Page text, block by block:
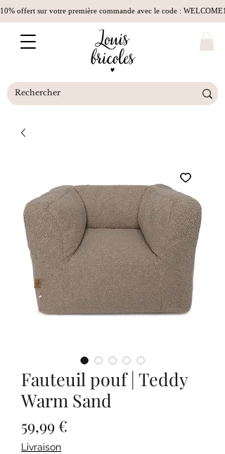
10% offert sur votre première commande avec le code :
Fauteuil pouf | Teddy
Warm Sand
59,99 €
Livraison